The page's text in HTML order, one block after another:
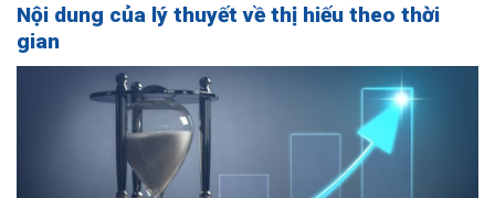
Nội dung của lý thuyết về thị hiếu theo thời
gian